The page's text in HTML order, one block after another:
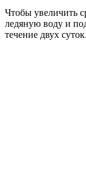
Чтобы увеличить
ледяную воду и
течение двух суток.